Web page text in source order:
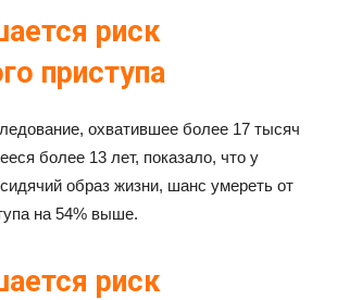
риск
приступа
охватившее более 17 тысяч
более 13 лет, показало, что у
образ жизни, шанс умереть от
на 54% выше.
риск